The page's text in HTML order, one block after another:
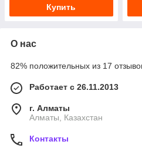
Купить
О нас
82% положительных из 17
Работает с 26.11.2013
г. Алматы
Алматы, Казахстан
Контакты